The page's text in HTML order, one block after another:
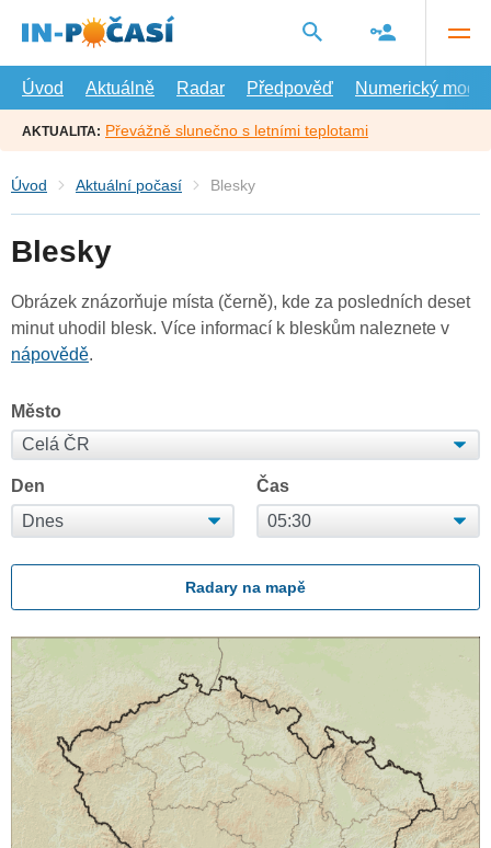
hlavní
Úvod
Aktuálně Radar Předpověď Numerický model
AKTUALITA: Převážně slunečno s letními teplotami
Úvod Aktuální počasí Blesky
Blesky
Obrázek znázorňuje místa (černě), kde za posledních deset
minut uhodil blesk. Více informací k bleskům naleznete v
nápovědě.
Město
Den Čas
Radary na mapě